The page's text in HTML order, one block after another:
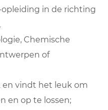
in de richting
Chemische
of
vindt het leuk om
en op te lossen;